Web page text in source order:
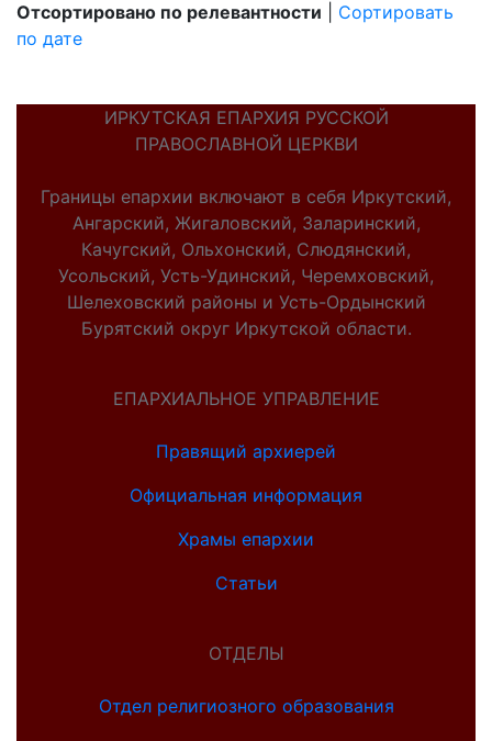
Отсортировано по релевантности
Сортировать
по дате
ИРКУТСКАЯ ЕПАРХИЯ РУССКОЙ
ПРАВОСЛАВНОЙ ЦЕРКВИ
Границы епархии включают в себя Иркутский,
Ангарский, Жигаловский, Заларинский,
Качугский, Ольхонский, Слюдянский,
Усольский, Усть-Удинский, Черемховский,
Шелеховский районы и Усть-Ордынский
Бурятский округ Иркутской области.
ЕПАРХИАЛЬНОЕ УПРАВЛЕНИЕ
Правящий архиерей
Официальная информация
Храмы епархии
Статьи
ОТДЕЛЫ
Отдел религиозного образования